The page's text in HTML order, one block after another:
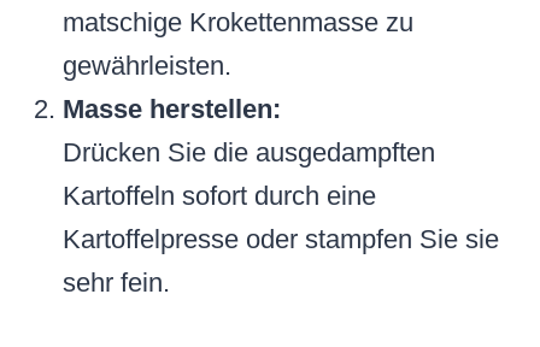
matschige Krokettenmasse zu
gewährleisten.
Masse herstellen:
Drücken Sie die ausgedampften
Kartoffeln sofort durch eine
Kartoffelpresse oder stampfen Sie sie
sehr fein.